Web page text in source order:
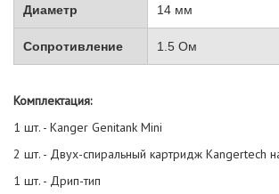
Диаметр 14 мм
Сопротивление 1.5 Ом
Комплектация:
1 шт. - Kanger Genitank Mini
2 шт. - Двух-спиральный картридж Kangertech
1 шт. - Дрип-тип